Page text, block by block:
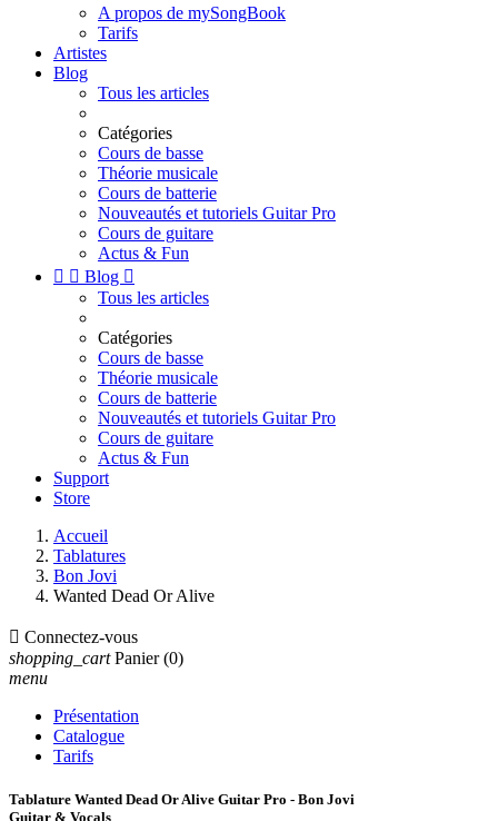
A propos de mySongBook
Tarifs
Artistes
Blog
Tous les articles
Catégories
Cours de basse
Théorie musicale
Cours de batterie
Nouveautés et tutoriels Guitar Pro
Cours de guitare
Actus & Fun
  Blog 
Tous les articles
Catégories
Cours de basse
Théorie musicale
Cours de batterie
Nouveautés et tutoriels Guitar Pro
Cours de guitare
Actus & Fun
Support
Store
Accueil
Tablatures
Bon Jovi
Wanted Dead Or Alive
 Connectez-vous
shopping_cart Panier (0)
menu
Présentation
Catalogue
Tarifs
Tablature Wanted Dead Or Alive Guitar Pro - Bon Jovi
Guitar & Vocals